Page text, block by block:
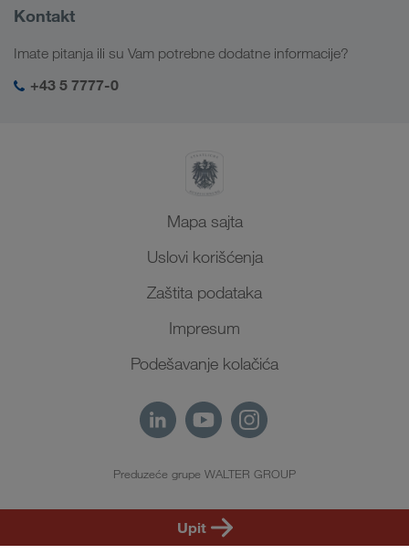
Upit
Digitalna rešenja
Rešenja za industriju
Kavkaz
Centralna Azija
Bliski Istok
Informacije o preduzeću
Društvena odgovornost
SHEQ menadžment
Kontakt
Imate pitanja ili su Vam potrebne dodatne informacije?
+43 5 7777-0
Mapa sajta
Uslovi korišćenja
Zaštita podataka
Impresum
Podešavanje kolačića
Preduzeće grupe WALTER GROUP